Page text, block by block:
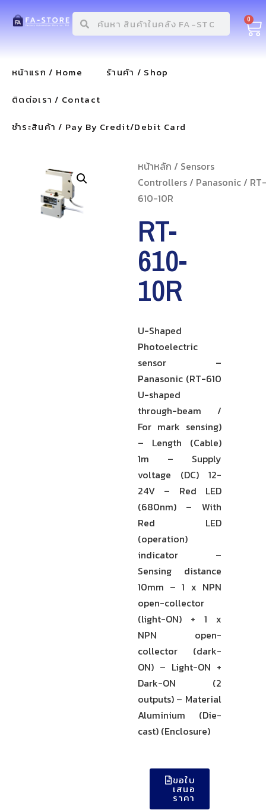
0
หน้าแรก / Home
ร้านค้า / Shop
ติดต่อเรา / Contact
ชำระสินค้า / Pay By Credit/Debit Card
หน้าหลัก / Sensors
Controllers/ Panasonic/ RT-
610-10R
RT-
610-
10R
U-Shaped
Photoelectric
sensor –
Panasonic (RT-610
U-shaped
through-beam /
For mark sensing)
– Length (Cable)
1m – Supply
voltage (DC) 12-
24V – Red LED
(680nm) – With
Red LED
(operation)
indicator –
Sensing distance
10mm – 1 x NPN
open-collector
(light-ON) + 1 x
NPN open-
collector (dark-
ON) – Light-ON +
Dark-ON (2
outputs) – Material
Aluminium (Die-
cast) (Enclosure)
ขอใบ
เสนอ
ราคา